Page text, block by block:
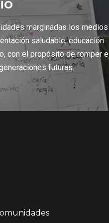
marginadas los medios
saludable, educación
con el propósito de romper el
futuras.